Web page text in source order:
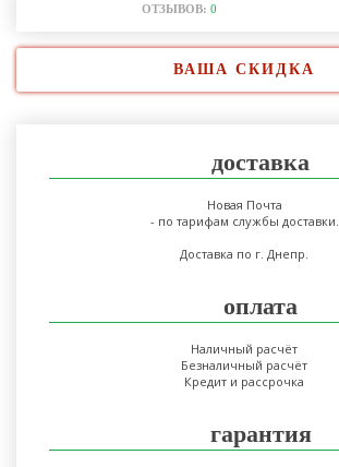
ОТЗЫВОВ: 0
ВАША СКИДКА
доставка
Новая Почта
- по тарифам службы доставки.
Доставка по г. Днепр.
оплата
Наличный расчёт
Безналичный расчёт
Кредит и рассрочка
гарантия